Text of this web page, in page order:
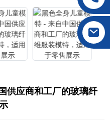
供应商和工厂的玻璃纤